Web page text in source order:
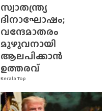
Kerala Top
സ്വാതന്ത്ര്യ
ദിനാഘോഷം;
വന്ദേമാതരം
മുഴുവനായി
ആലപിക്കാൻ
ഉത്തരവ്